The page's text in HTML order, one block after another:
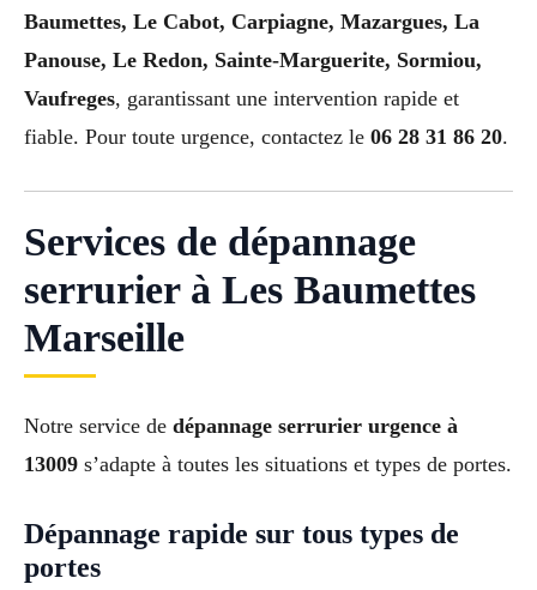
Baumettes, Le Cabot, Carpiagne, Mazargues, La
Panouse, Le Redon, Sainte-Marguerite, Sormiou,
Vaufreges, garantissant une intervention rapide et
fiable. Pour toute urgence, contactez le 06 28 31 86 20.
Services de dépannage
serrurier à Les Baumettes
Marseille
Notre service de dépannage serrurier urgence à
13009 s’adapte à toutes les situations et types de portes.
Dépannage rapide sur tous types de
portes